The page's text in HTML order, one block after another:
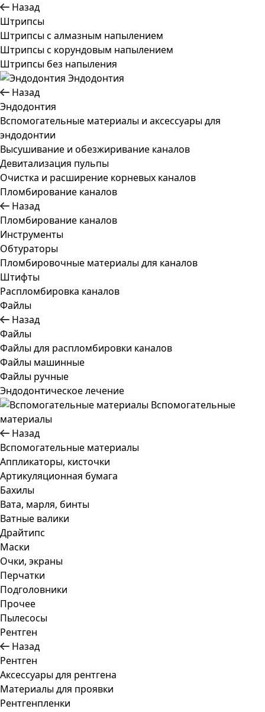
Назад
Штрипсы
Штрипсы c алмазным напылением
Штрипсы c корундовым напылением
Штрипсы без напыления
Эндодонтия
Назад
Эндодонтия
Вспомогательные материалы и аксессуары для
эндодонтии
Высушивание и обезжиривание каналов
Девитализация пульпы
Очистка и расширение корневых каналов
Пломбирование каналов
Назад
Пломбирование каналов
Инструменты
Обтураторы
Пломбировочные материалы для каналов
Штифты
Распломбировка каналов
Файлы
Назад
Файлы
Файлы для распломбировки каналов
Файлы машинные
Файлы ручные
Эндодонтическое лечение
Вспомогательные
материалы
Назад
Вспомогательные материалы
Аппликаторы, кисточки
Артикуляционная бумага
Бахилы
Вата, марля, бинты
Ватные валики
Драйтипс
Маски
Очки, экраны
Перчатки
Подголовники
Прочее
Пылесосы
Рентген
Назад
Рентген
Аксессуары для рентгена
Материалы для проявки
Рентгенпленки